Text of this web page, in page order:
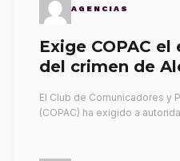
AGENCIAS
Exige COPAC
del crimen de
El Club de Comunicadores y
(COPAC) ha exigido a